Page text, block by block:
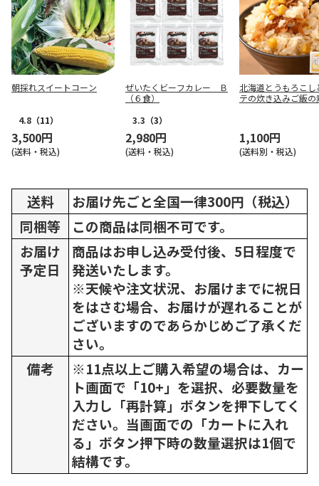
朝採れスイートコーン
4.8 （11）
3,500円
(送料・税込)
ぜいたくビーフカレー Ｂ
（６食）
3.3 （3）
2,980円
(送料・税込)
北海道とうもろこし
テの炊き込みご飯の
1,100円
(送料別・税込)
送料
お届け先ごと全国一律300円（税込）
同梱等
この商品は同梱不可です。
お届け
予定日
商品はお申し込み受付後、5日程度で
発送いたします。
※天候や注文状況、お届けまでに祝日
をはさむ場合、お届けが遅れることが
ございますのであらかじめご了承くだ
さい。
備考
※11点以上ご購入希望の場合は、カー
ト画面で「10+」を選択、必要数量を
入力し「再計算」ボタンを押下してく
ださい。当画面での「カートに入れ
る」ボタン押下時の数量選択は1個で
結構です。